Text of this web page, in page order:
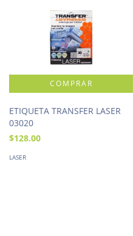
ETIQUETA TRANSFER LASER
03020
$128.00
LASER